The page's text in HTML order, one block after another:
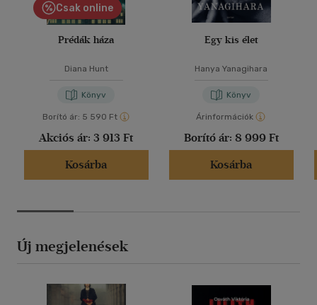
Csak online
Prédák háza
Diana Hunt
Könyv
Borító ár: 5 590 Ft
Akciós ár: 3 913 Ft
Kosárba
Egy kis élet
Hanya Yanagihara
Könyv
Árinformációk
Borító ár: 8 999 Ft
Kosárba
Új megjelenések